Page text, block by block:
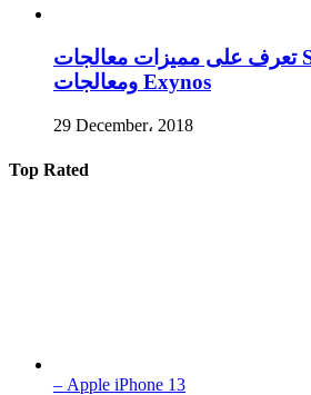
تعرف على مميزات معالجات Snapdragon –
ومعالجات Exynos
29 December، 2018
Top Rated
– Apple iPhone 13